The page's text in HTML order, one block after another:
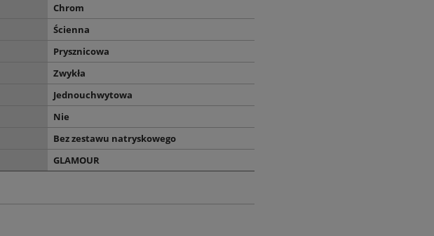
Chrom
Ścienna
Prysznicowa
Zwykła
Jednouchwytowa
Nie
Bez zestawu natryskowego
GLAMOUR